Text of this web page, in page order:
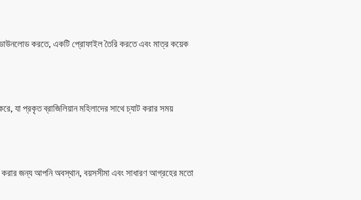
ডাউনলোড করতে, একটি প্রোফাইল তৈরি করতে এবং মাত্র কয়েক
যা প্রকৃত ব্রাজিলিয়ান মহিলাদের সাথে চ্যাট করার সময়
জন্য আপনি অবস্থান, বয়সসীমা এবং সাধারণ আগ্রহের মতো